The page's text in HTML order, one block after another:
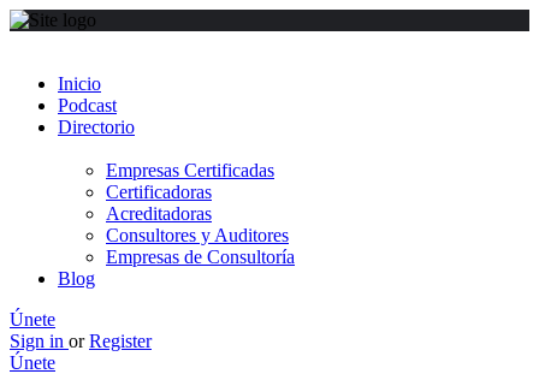
Inicio
Podcast
Directorio
Empresas Certificadas
Certificadoras
Acreditadoras
Consultores y Auditores
Empresas de Consultoría
Blog
Únete
Sign in or Register
Únete